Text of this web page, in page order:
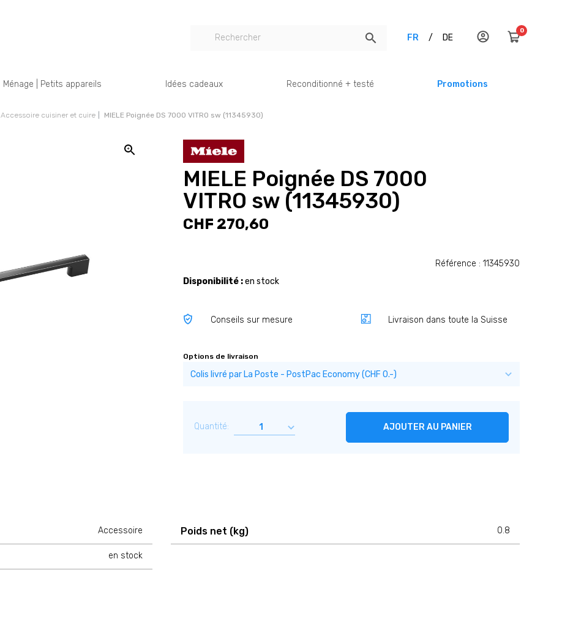
FR / DE
0
Ménage | Petits appareils Idées cadeaux Reconditionné + testé Promotions
Accessoire cuisiner et cuire MIELE Poignée DS 7000 VITRO sw (11345930)
MIELE Poignée DS 7000
VITRO sw (11345930)
CHF 270,60
Référence : 11345930
Disponibilité :en stock
Conseils sur mesure Livraison dans toute la Suisse
Options de livraison
Quantité: AJOUTER AU PANIER
Accessoire Poids net (kg) 0.8
en stock